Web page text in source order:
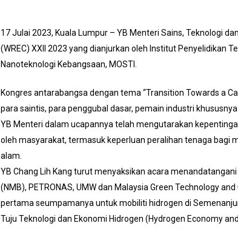
17 Julai 2023, Kuala Lumpur – YB Menteri Sains, Teknologi
(WREC) XXII 2023 yang dianjurkan oleh Institut Penyelidikan
Nanoteknologi Kebangsaan, MOSTI.
Kongres antarabangsa dengan tema “Transition Towards a
para saintis, para penggubal dasar, pemain industri
YB Menteri dalam ucapannya telah mengutarakan
oleh masyarakat, termasuk keperluan peralihan tenaga bagi
alam.
YB Chang Lih Kang turut menyaksikan acara
(NMB), PETRONAS, UMW dan Malaysia Green Technology
pertama seumpamanya untuk mobiliti hidrogen di
Tuju Teknologi dan Ekonomi Hidrogen (Hydrogen Economy